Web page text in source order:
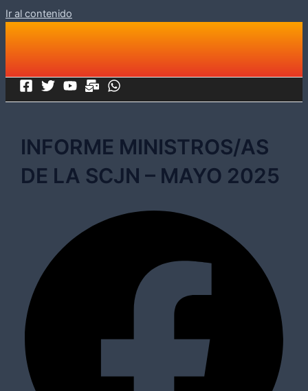
Ir al contenido
INFORME MINISTROS/AS
DE LA SCJN – MAYO 2025